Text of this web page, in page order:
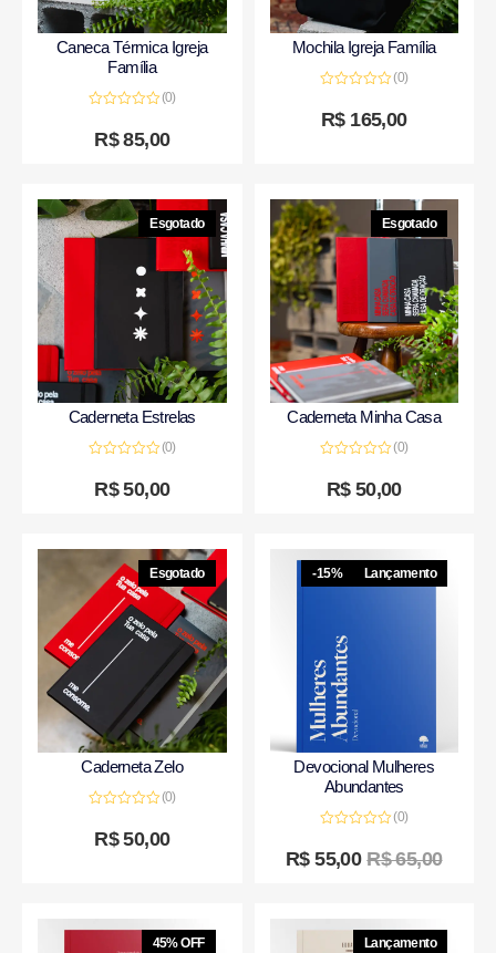
Caneca Térmica Igreja
Família
de
(0)
R$85,00
Mochila Igreja Família
0
de
(0)
R$165,00
Esgotado
Caderneta Estrelas
de
(0)
R$50,00
Esgotado
Caderneta Minha Casa
de
(0)
R$50,00
Esgotado
Caderneta Zelo
de
(0)
R$50,00
-15% Lançamento
Devocional Mulheres
Abundantes
0
de
(0)
R$65,00
R$55,00
45% OFF Lançamento